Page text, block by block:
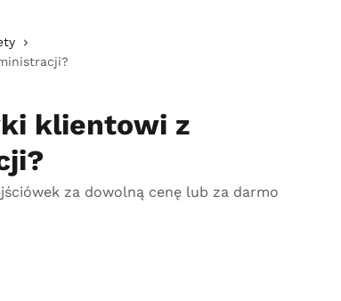
klientowi z
za dowolną cenę lub za darmo